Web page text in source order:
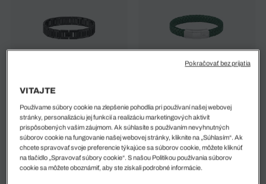
VITAJTE
Používame súbory cookie na zlepšenie pohodlia pri používaní našej webovej
stránky, personalizáciu jej funkcií a realizáciu marketingových aktivít
prispôsobených vašim záujmom. Ak súhlasíte s používaním nevyhnutných
súborov cookie na fungovanie našej webovej stránky, kliknite na „Súhlasím“. Ak
chcete spravovať svoje preferencie týkajúce sa súborov cookie, môžete kliknúť
na tlačidlo „Spravovať súbory cookie“. S našou Politikou používania súborov
cookie sa môžete oboznámiť, aby ste získali podrobné informácie.
Pokračovať bez prijatia